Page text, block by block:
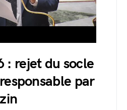
: rejet du socle
par